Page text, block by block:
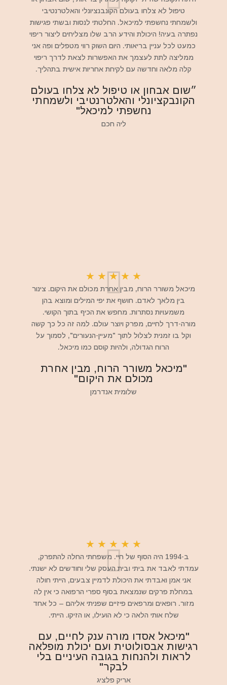
טיפול לא צלחו בעולם הקונבנציונלי והאלטרנטיבי
ולשמחתי נחשפתי למיכאל. החלטתי לנסות ובשתי פגישות
נפתרה בעיה! היכולת והידע הרב שלו מצליחים ליצור ריפוי
כמעט לכל עניין בריאותי. היום השוק רווי מטפלים ופה אני
ממליצה לתת לעצמך את האפשרות לצאת לדרך ריפוי
קלה מלאה וחדשה עם לקיחת אחריות אישית בתהליך.
״שום אבחון או טיפול לא צלחו בעולם
הקונבקציונלי והאלטרנטיבי ולשמחתי
נחשפתי למיכאל"
ליה חכם
★
★
★
★
★
מיכאל משורר הרוח, מבין אחרת מכולם את היקום. צינור
בין מלאך לאדם. חושף את יפי המילים ומוצא בהן
משמעויות נסתרות. מחפש את הכיף בתוך הקושי.
מורה-דרך לחיים, מפרק ויוצר עולם. למה זה כל כך קשה
וקל בו זמנית לצלול לתוך "מעיין-הנעורים", לסמוך על
הרוח הגדולה, ולהיות קוסם כמו מיכאל.
"מיכאל משורר הרוח, מבין אחרת
מכולם את היקום"
שלומית אנדרמן
★
★
★
★
★
ב-1994 היה הסוף של חיי. משפחתי החלה להתפרק,
עמדתי לאבד את ביתי ובית העסק שלי וחודשים לא ישנתי.
אני אמן ואבדתי את היכולת לדמיין צבעים, הייתי חולה
במחלת פרקים שנמצאת בסוף ספרי הרפואה כי אין לה
מזור. רופאים ומרפאים פיזיים שפניתי אליהם – כל אחד
שלח אותי הלאה כי לא הועילו, או הזיקו. הייתי.
"מיכאל אסדו מורה ענק לחיים, עם
רגישות אבסולוטית ועם יכולת מופלאה
לראות ולהנחות בגובה העיניים בלי
לבקר"
אריק פלציג